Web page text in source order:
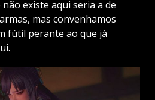
existe aqui seria a de
mas convenhamos
fútil perante ao que já